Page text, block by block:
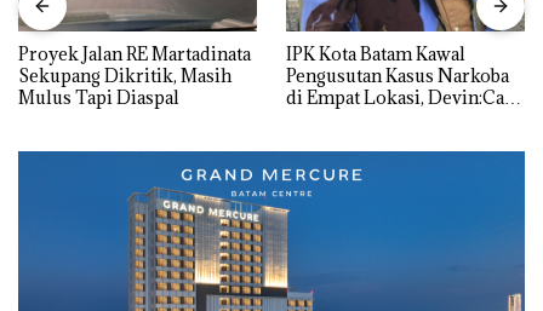
Proyek Jalan RE Martadinata
Sekupang Dikritik, Masih
Mulus Tapi Diaspal
IPK Kota Batam Kawal
Pengusutan Kasus Narkoba
di Empat Lokasi, Devin:Cari